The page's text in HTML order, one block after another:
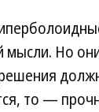
мысли. Но
то —